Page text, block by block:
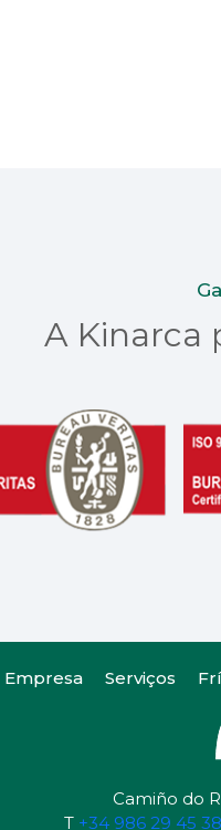
A Kinarca
Empresa Serviços
Camiño do
T +34 986 29 45 38